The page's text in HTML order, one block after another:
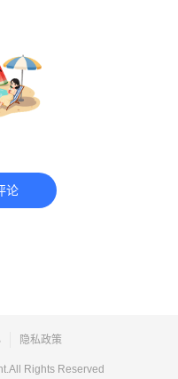
论
隐私政策
Rights Reserved